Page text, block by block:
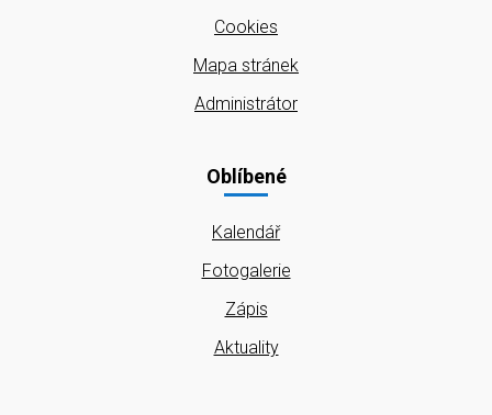
Cookies
Mapa stránek
Administrátor
Oblíbené
Kalendář
Fotogalerie
Zápis
Aktuality